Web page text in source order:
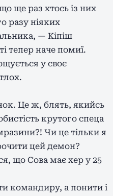
ще раз хтось із них
разу ніяких
— Кіпіш
тепер наче помиї.
у своє
Це ж, блять, якийсь
крутого спеца
Чи це тільки я
цей демон?
що Сова має хер у 25
командиру, а понити і